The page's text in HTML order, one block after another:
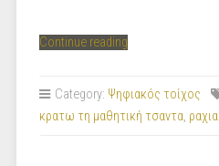
Continue reading“Σωστή
σώματος”
Category: Ψηφιακός τοίχος
κρατω τη μαθητική τσαντα,